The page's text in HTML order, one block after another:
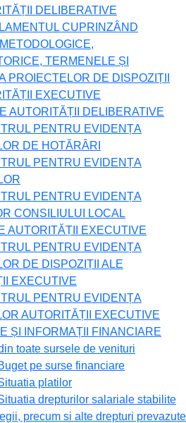
DELIBERATIVE
CUPRINZÂND
TERMENELE ȘI
PROIECTELOR DE DISPOZIȚII
EXECUTIVE
AUTORITĂȚII DELIBERATIVE
PENTRU EVIDENȚA
DE HOTĂRÂRI
PENTRU EVIDENȚA
PENTRU EVIDENȚA
CONSILIULUI LOCAL
AUTORITĂȚII EXECUTIVE
PENTRU EVIDENȚA
DE DISPOZIȚII ALE
EXECUTIVE
PENTRU EVIDENȚA
AUTORITĂȚII EXECUTIVE
ȘI INFORMAȚII FINANCIARE
toate sursele de venituri
pe surse financiare
platilor
drepturilor salariale stabilite
precum si alte drepturi prevazute